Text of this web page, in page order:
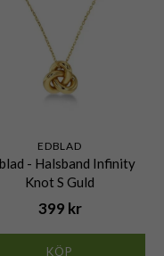
EDBLAD
- Halsband Infinity
Knot S Guld
399 kr
KÖP